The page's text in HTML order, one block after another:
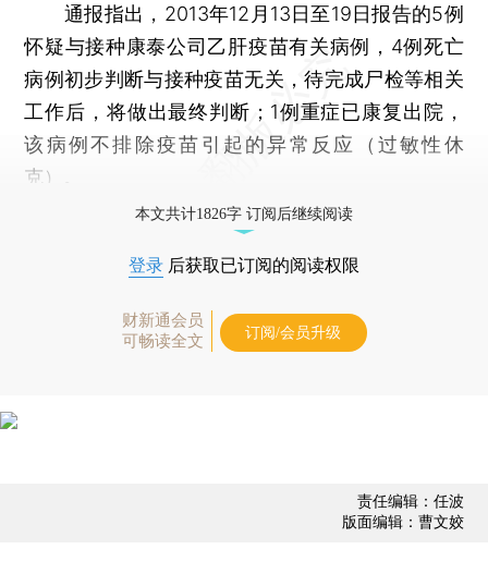
通报指出，2013年12月13日至19日报告的5例
怀疑与接种康泰公司乙肝疫苗有关病例，4例死亡
病例初步判断与接种疫苗无关，待完成尸检等相关
工作后，将做出最终判断；1例重症已康复出院，
该病例不排除疫苗引起的异常反应（过敏性休
克）。
本文共计1826字 订阅后继续阅读
登录 后获取已订阅的阅读权限
财新通会员
可畅读全文
订阅/会员升级
责任编辑：任波
版面编辑：曹文姣